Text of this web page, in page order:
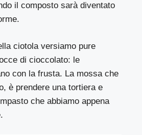
il composto sarà diventato
ciotola versiamo pure
di cioccolato: le
con la frusta. La mossa che
è prendere una tortiera e
che abbiamo appena